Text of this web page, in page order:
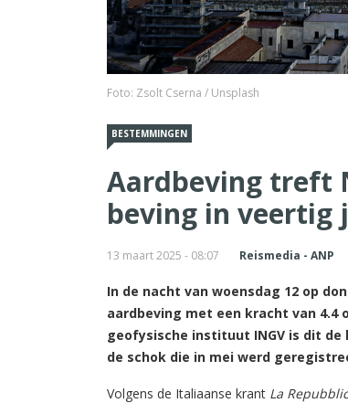
Foto: Zsolt Cserna / Unsplash
BESTEMMINGEN
Aardbeving treft
beving in veertig
13 maart 2025 - 08:07 Reismedia - ANP
In de nacht van woensdag 12 op
aardbeving met een kracht van 4.4
geofysische instituut INGV is dit
de schok die in mei werd
Volgens de Italiaanse krant La